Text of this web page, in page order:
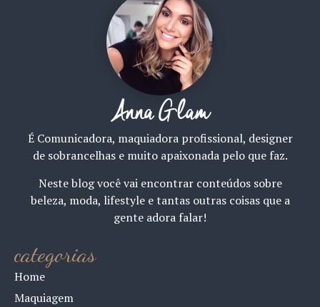
Anna Glam
É Comunicadora, maquiadora profissional, designer
de sobrancelhas e muito apaixonada pelo que faz.
Neste blog você vai encontrar conteúdos sobre
beleza, moda, lifestyle e tantas outras coisas que a
gente adora falar!
categorias
Home
Maquiagem